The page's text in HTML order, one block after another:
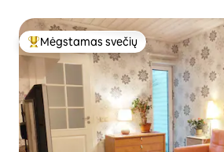
Svečių mėgstamiausias
Mėgstamas svečių